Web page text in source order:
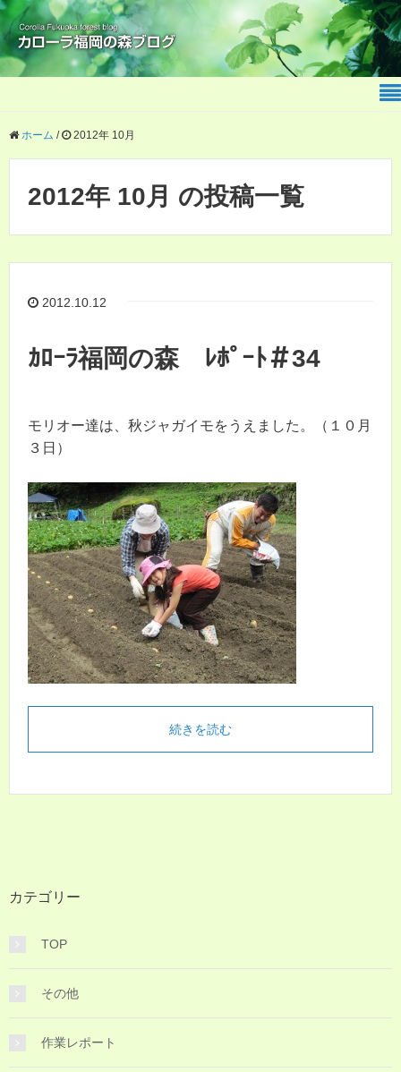
ホーム / 2012年 10月
2012年 10月 の投稿一覧
2012.10.12
ｶﾛｰﾗ福岡の森 ﾚﾎﾟｰﾄ＃34
モリオー達は、秋ジャガイモをうえました。（１０月
３日）
続きを読む
カテゴリー
TOP
その他
作業レポート